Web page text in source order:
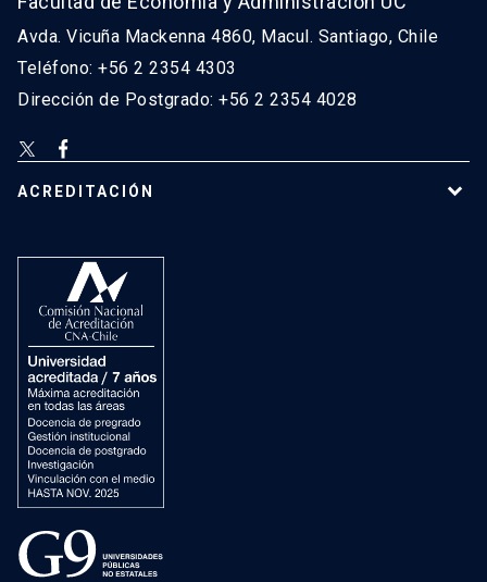
Avda. Vicuña Mackenna 4860, Macul. Santiago, Chile
Teléfono: +56 2 2354 4303
Dirección de Postgrado: +56 2 2354 4028
ACREDITACIÓN